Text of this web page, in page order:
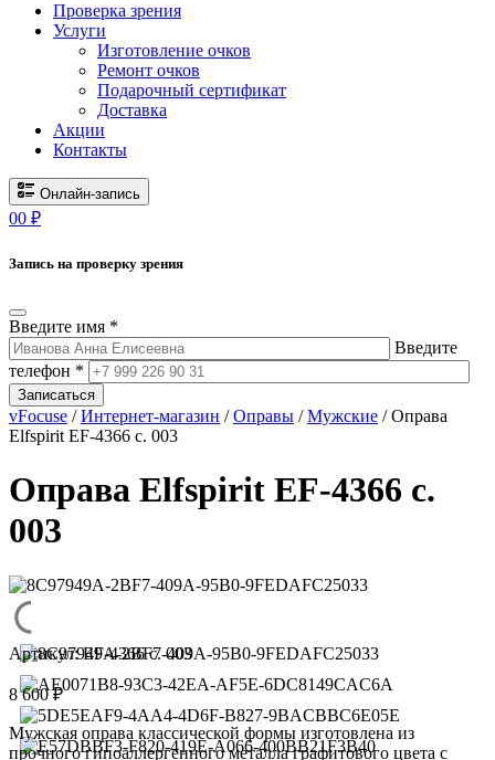
Проверка зрения
Услуги
Изготовление очков
Ремонт очков
Подарочный сертификат
Доставка
Акции
Контакты
Онлайн-запись
00 ₽
Запись на проверку зрения
Введите имя *
Введите
телефон *
Записаться
vFocuse /Интернет-магазин /Оправы /Мужские / Оправа
Elfspirit EF-4366 с. 003
Оправа Elfspirit EF-4366 с.
003
Артикул:ЕF-4366 c. 003
8 600₽
Мужская оправа классической формы изготовлена из
прочного гипоаллергенного металла графитового цвета с